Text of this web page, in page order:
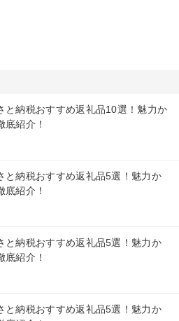
と納税おすすめ返礼品10選！魅力か
底紹介！
と納税おすすめ返礼品5選！魅力か
底紹介！
と納税おすすめ返礼品5選！魅力か
底紹介！
と納税おすすめ返礼品5選！魅力か